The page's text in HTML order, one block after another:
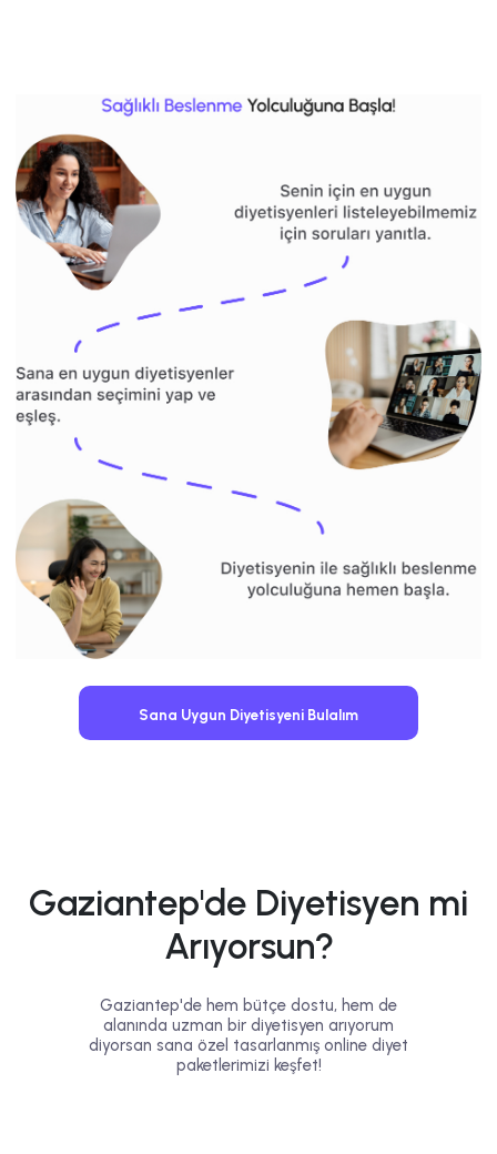
Sana Uygun Diyetisyeni Bulalım
Gaziantep'de Diyetisyen mi
Arıyorsun?
Gaziantep'de hem bütçe dostu, hem de
alanında uzman bir diyetisyen arıyorum
diyorsan sana özel tasarlanmış online diyet
paketlerimizi keşfet!